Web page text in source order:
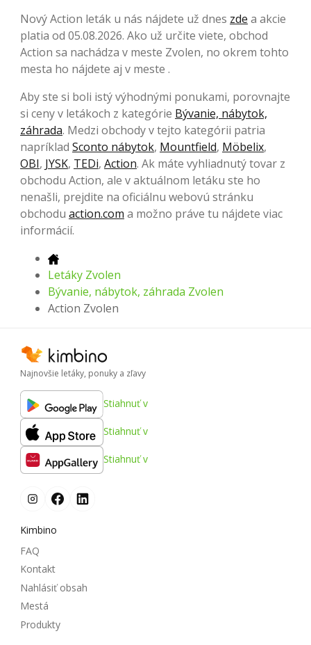
Nový Action leták u nás nájdete už dnes zde a akcie
platia od 05.08.2026. Ako už určite viete, obchod
Action sa nachádza v meste Zvolen, no okrem tohto
mesta ho nájdete aj v meste .
Aby ste si boli istý výhodnými ponukami, porovnajte
si ceny v letákoch z kategórie Bývanie, nábytok,
záhrada. Medzi obchody v tejto kategórii patria
napríklad Sconto nábytok, Mountfield, Möbelix,
OBI, JYSK, TEDi, Action. Ak máte vyhliadnutý tovar z
obchodu Action, ale v aktuálnom letáku ste ho
nenašli, prejdite na oficiálnu webovú stránku
obchodu action.com a možno práve tu nájdete viac
informácií.
Letáky Zvolen
Bývanie, nábytok, záhrada Zvolen
Action Zvolen
Najnovšie letáky, ponuky a zľavy
Stiahnuť v
Stiahnuť v
Stiahnuť v
Kimbino
FAQ
Kontakt
Nahlásiť obsah
Mestá
Produkty